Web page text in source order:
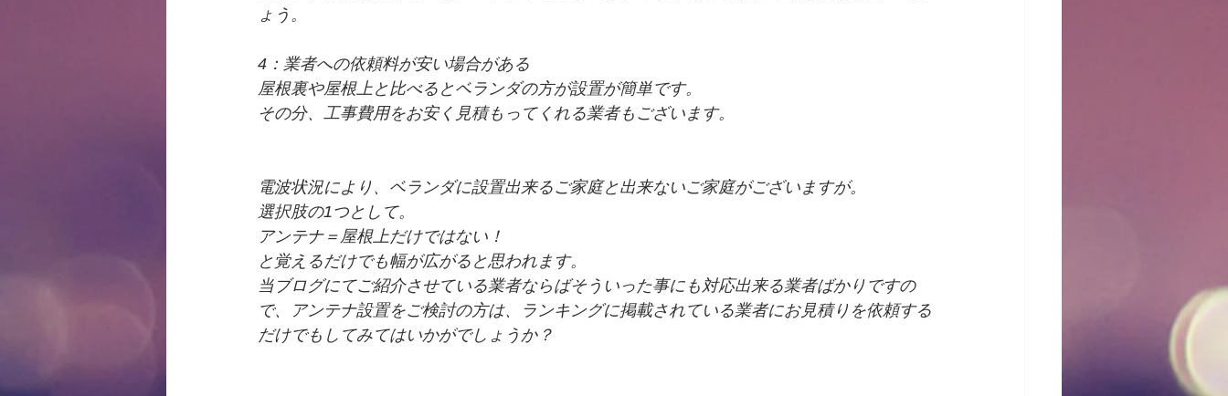
ょう。
4：業者への依頼料が安い場合がある
屋根裏や屋根上と比べるとベランダの方が設置が簡単です。
その分、工事費用をお安く見積もってくれる業者もございます。
電波状況により、ベランダに設置出来るご家庭と出来ないご家庭がございますが。
選択肢の1つとして。
アンテナ＝屋根上だけではない！
と覚えるだけでも幅が広がると思われます。
当ブログにてご紹介させている業者ならばそういった事にも対応出来る業者ばかりですの
で、アンテナ設置をご検討の方は、ランキングに掲載されている業者にお見積りを依頼する
だけでもしてみてはいかがでしょうか？